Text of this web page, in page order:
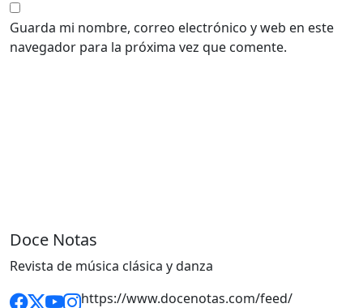
Guarda mi nombre, correo electrónico y web en este
navegador para la próxima vez que comente.
Doce Notas
Revista de música clásica y danza
https://www.docenotas.com/feed/